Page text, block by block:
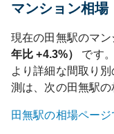
マンション相場
現在の田無駅のマ
年比+4.3%）
です。
より詳細な間取り
測は、次の田無駅の
田無駅の相場ペー